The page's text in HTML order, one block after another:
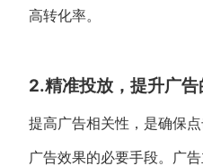
高转化率。
2.精准投放，提升广
提高广告相关性，是确保
广告效果的必要手段。广